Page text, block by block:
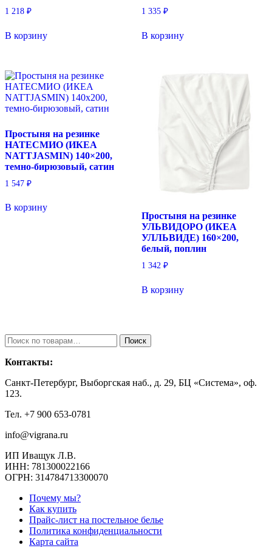
1 218 ₽
В корзину
1 335 ₽
В корзину
Простыня на резинке
НАТЕСМИО (ИКЕА
NATTJASMIN) 140×200,
темно-бирюзовый, сатин
1 547 ₽
В корзину
Простыня на резинке
УЛЬВИДОРО (ИКЕА
УЛЛЬВИДЕ) 160×200,
белый, поплин
1 342 ₽
В корзину
Искать: Поиск
Контакты:
Санкт-Петербург, Выборгская наб., д. 29, БЦ «Система», оф.
123.
Тел. +7 900 653-0781
info@vigrana.ru
ИП Иващук Л.В.
ИНН: 781300022166
ОГРН: 314784713300070
Почему мы?
Как купить
Прайс-лист на постельное белье
Политика конфиденциальности
Карта сайта